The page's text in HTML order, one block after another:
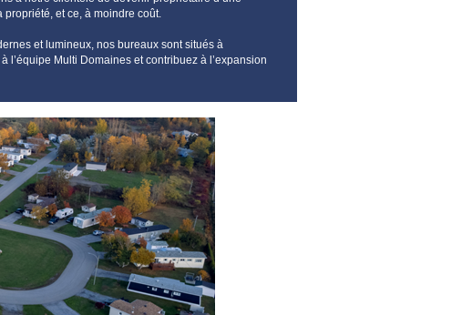
et ce, à moindre coût.
et lumineux, nos bureaux sont situés à
Multi Domaines et contribuez à l’expansion